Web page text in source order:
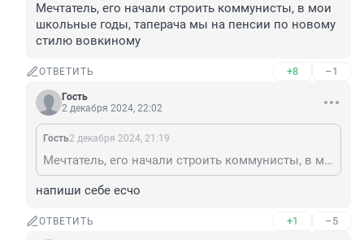
Мечтатель, его начали строить коммунисты, в мои
школьные годы, таперача мы на пенсии по новому
стилю вовкиному
ОТВЕТИТЬ +8 –1
Гость
2 декабря 2024, 22:02
Гость2 декабря 2024, 21:19
Мечтатель, его начали строить коммунисты, в мои школьные годы, таперача мы на пенсии по новому стилю вовкиному
напиши себе есчо
ОТВЕТИТЬ +1 –5